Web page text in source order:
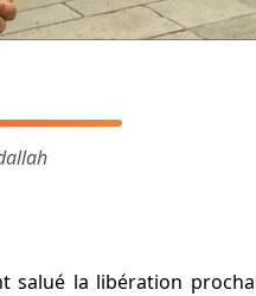
salué la libération